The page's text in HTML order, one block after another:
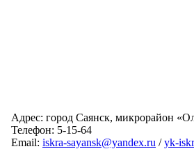
Адрес: город Саянск, микрорайон
Телефон: 5-15-64
Email: iskra-sayansk@yandex.ru /yk-